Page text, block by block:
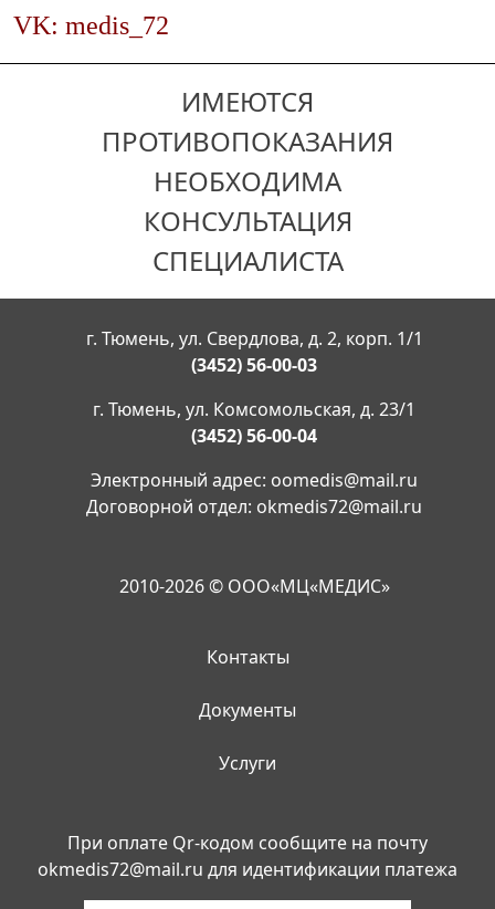
VK: medis_72
ИМЕЮТСЯ
ПРОТИВОПОКАЗАНИЯ
НЕОБХОДИМА
КОНСУЛЬТАЦИЯ
СПЕЦИАЛИСТА
г. Тюмень, ул. Свердлова, д. 2, корп. 1/1
(3452) 56-00-03
г. Тюмень, ул. Комсомольская, д. 23/1
(3452) 56-00-04
Электронный адрес: oomedis@mail.ru
Договорной отдел: okmedis72@mail.ru
2010-2026 © ООО«МЦ«МЕДИС»
Контакты
Документы
Услуги
При оплате Qr-кодом сообщите на почту
okmedis72@mail.ru для идентификации платежа